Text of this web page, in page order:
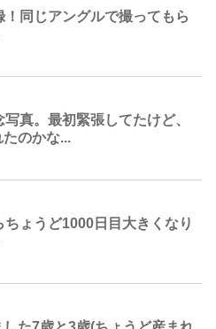
同じアングルで撮ってもら
真。最初緊張してたけど、
のかな...
ょうど1000日目大きくなり